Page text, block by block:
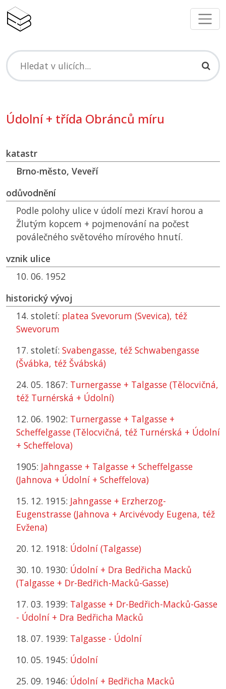
Údolní + třída Obránců míru
katastr
Brno-město, Veveří
odůvodnění
Podle polohy ulice v údolí mezi Kraví horou a
Žlutým kopcem + pojmenování na počest
poválečného světového mírového hnutí.
vznik ulice
10. 06. 1952
historický vývoj
14. století: platea Svevorum (Svevica), též
Swevorum
17. století: Svabengasse, též Schwabengasse
(Švábka, též Švábská)
24. 05. 1867: Turnergasse + Talgasse (Tělocvičná,
též Turnérská + Údolní)
12. 06. 1902: Turnergasse + Talgasse +
Scheffelgasse (Tělocvičná, též Turnérská + Údolní
+ Scheffelova)
1905: Jahngasse + Talgasse + Scheffelgasse
(Jahnova + Údolní + Scheffelova)
15. 12. 1915: Jahngasse + Erzherzog-
Eugenstrasse (Jahnova + Arcivévody Eugena, též
Evžena)
20. 12. 1918: Údolní (Talgasse)
30. 10. 1930: Údolní + Dra Bedřicha Macků
(Talgasse + Dr-Bedřich-Macků-Gasse)
17. 03. 1939: Talgasse + Dr-Bedřich-Macků-Gasse
- Údolní + Dra Bedřicha Macků
18. 07. 1939: Talgasse - Údolní
10. 05. 1945: Údolní
25. 09. 1946: Údolní + Bedřicha Macků